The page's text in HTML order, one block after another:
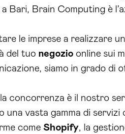
Bari, Brain Computing è
le imprese a realizzare
del tuo negozio online sui
siamo in grado di
concorrenza è il nostro
una vasta gamma di servizi
come Shopify, la